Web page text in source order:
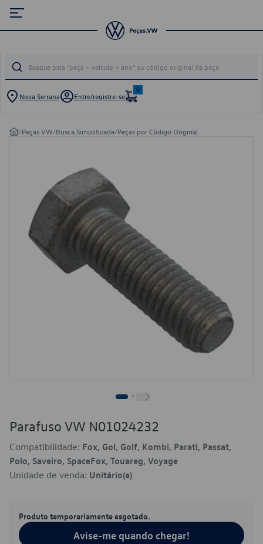
Nova Serrana Entre/registre-se
0
/Peças VW/Busca Simplificada/Peças por Código Original
Parafuso VW N01024232
Compatibilidade: Fox, Gol, Golf, Kombi, Parati, Passat,
Polo, Saveiro, SpaceFox, Touareg, Voyage
Unidade de venda: Unitário(a)
Produto temporariamente esgotado.
Avise-me quando chegar!